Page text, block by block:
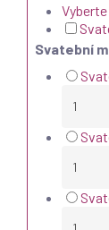
Svatební